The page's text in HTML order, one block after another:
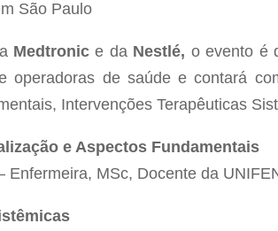
São Paulo
Medtronic e da Nestlé, o evento é
operadoras de saúde e contará
Intervenções Terapêuticas
e Aspectos Fundamentais
Enfermeira, MSc, Docente da